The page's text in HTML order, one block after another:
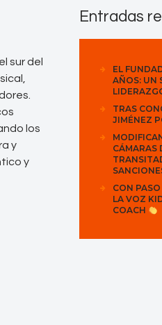
sur del
los
y
y
Entradas
EL
AÑOS: UN
TRAS
JIMÉNEZ
CÁMARAS
CON
LA VOZ
COACH